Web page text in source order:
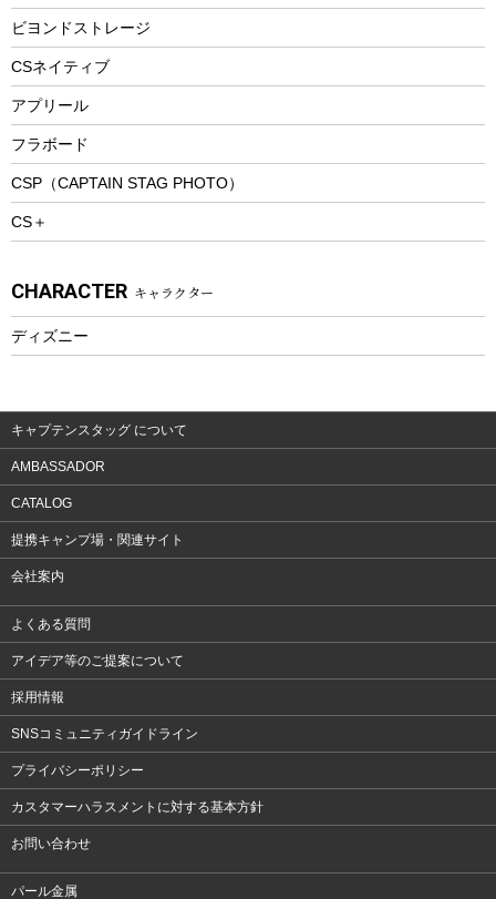
防寒ウェア
トレッキング
トレッキングステッキ
トレッキングアクセサリー
プレイグッズ
ウェルネス
ウェア、タオル
ウェア
ビヨンドストレージ
CSネイティブ
アプリール
フラボード
CSP（CAPTAIN STAG PHOTO）
CS＋
CHARACTER キャラクター
ディズニー
キャプテンスタッグ について
AMBASSADOR
CATALOG
提携キャンプ場・関連サイト
会社案内
よくある質問
アイデア等のご提案について
採用情報
SNSコミュニティガイドライン
プライバシーポリシー
カスタマーハラスメントに対する基本方針
お問い合わせ
パール金属